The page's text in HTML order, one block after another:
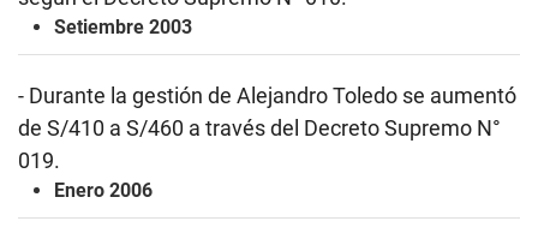
Setiembre 2003
- Durante la gestión de Alejandro Toledo se aumentó
de S/410 a S/460 a través del Decreto Supremo N°
019.
Enero 2006